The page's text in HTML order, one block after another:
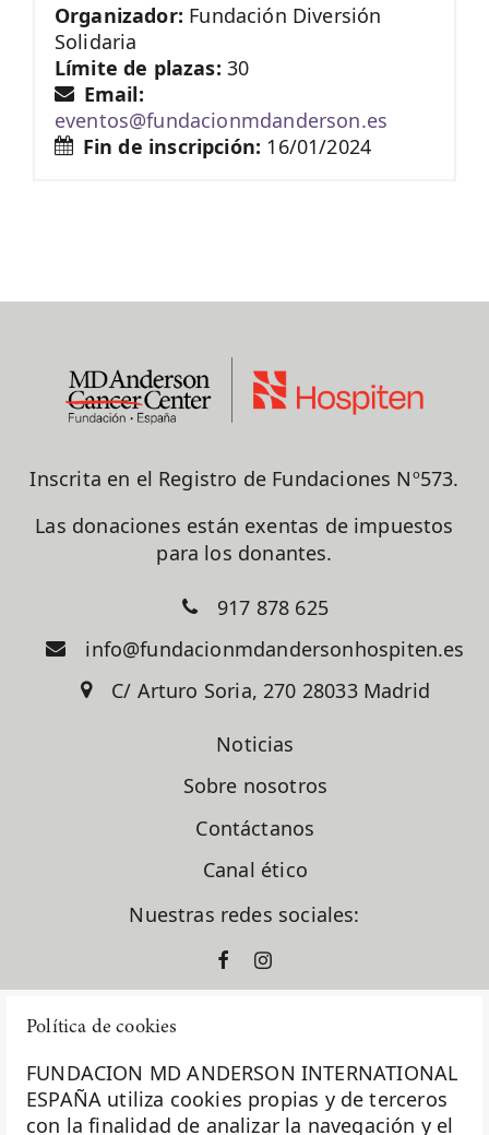
Política de cookies
FUNDACION MD ANDERSON INTERNATIONAL
ESPAÑA utiliza cookies propias y de terceros
con la finalidad de analizar la navegación y el
Organizador: Fundación Diversión
Solidaria
Límite de plazas: 30
Email:
eventos@fundacionmdanderson.es
Fin de inscripción: 16/01/2024
Inscrita en el Registro de Fundaciones Nº573.
Las donaciones están exentas de impuestos
para los donantes.
917 878 625
info@fundacionmdandersonhospiten.es
C/ Arturo Soria, 270 28033 Madrid
Noticias
Sobre nosotros
Contáctanos
Canal ético
Nuestras redes sociales:
La Fundación MD Anderson España - Hospiten es